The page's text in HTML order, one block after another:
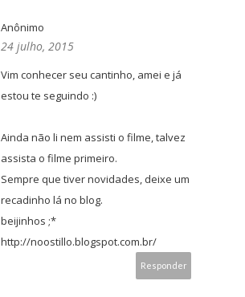
Anônimo
24 julho, 2015
Vim conhecer seu cantinho, amei e já
estou te seguindo :)
Ainda não li nem assisti o filme, talvez
assista o filme primeiro.
Sempre que tiver novidades, deixe um
recadinho lá no blog.
beijinhos ;*
http://noostillo.blogspot.com.br/
Responder